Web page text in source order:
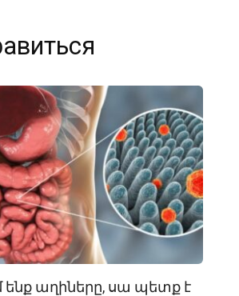
ենք աղիները, սա պետք է